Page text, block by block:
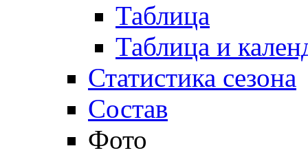
Таблица
Таблица и
Статистика сезона
Состав
Фото